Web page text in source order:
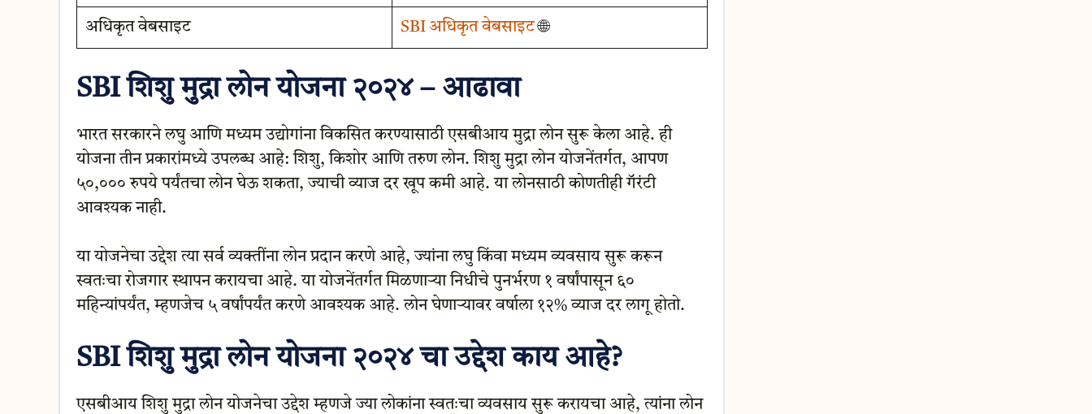
अधिकृत वेबसाइट SBI अधिकृत वेबसाइट🌐
SBI शिशु मुद्रा लोन योजना २०२४ – आढावा
भारत सरकारने लघु आणि मध्यम उद्योगांना विकसित करण्यासाठी एसबीआय मुद्रा लोन सुरू केला आहे. ही
योजना तीन प्रकारांमध्ये उपलब्ध आहे: शिशु, किशोर आणि तरुण लोन. शिशु मुद्रा लोन योजनेंतर्गत, आपण
५०,००० रुपये पर्यंतचा लोन घेऊ शकता, ज्याची व्याज दर खूप कमी आहे. या लोनसाठी कोणतीही गॅरंटी
आवश्यक नाही.
या योजनेचा उद्देश त्या सर्व व्यक्तींना लोन प्रदान करणे आहे, ज्यांना लघु किंवा मध्यम व्यवसाय सुरू करून
स्वतःचा रोजगार स्थापन करायचा आहे. या योजनेंतर्गत मिळणाऱ्या निधीचे पुनर्भरण १ वर्षांपासून ६०
महिन्यांपर्यंत, म्हणजेच ५ वर्षांपर्यंत करणे आवश्यक आहे. लोन घेणाऱ्यावर वर्षाला १२% व्याज दर लागू होतो.
SBI शिशु मुद्रा लोन योजना २०२४ चा उद्देश काय आहे?
एसबीआय शिशु मुद्रा लोन योजनेचा उद्देश म्हणजे ज्या लोकांना स्वतःचा व्यवसाय सुरू करायचा आहे, त्यांना लोन